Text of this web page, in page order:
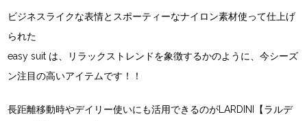
ビジネスライクな表情とスポーティーなナイロン素材使って仕上げ
られた
easy suit は、リラックストレンドを象徴するかのように、今シーズ
ン注目の高いアイテムです！！
長距離移動時やデイリー使いにも活用できるのがLARDINI【ラルデ